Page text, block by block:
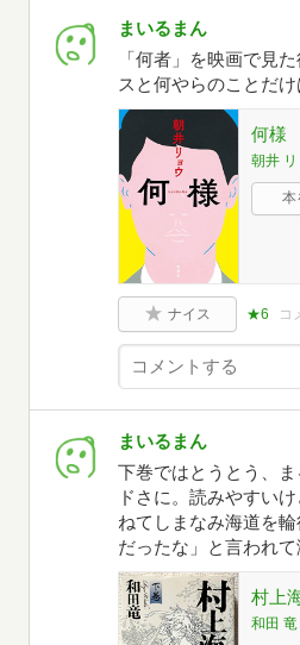
まいるまん
「何者」を映画で見
スと何やらのことだ
何様
朝井 リ
本
ナイス ★6 コ
まいるまん
下巻ではとうとう、
ドさに。読みやすい
ねてしまなみ海道を
だったな」と言われて
村上
和田 竜